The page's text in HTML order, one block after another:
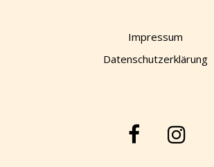
Impressum
Datenschutzerklärung